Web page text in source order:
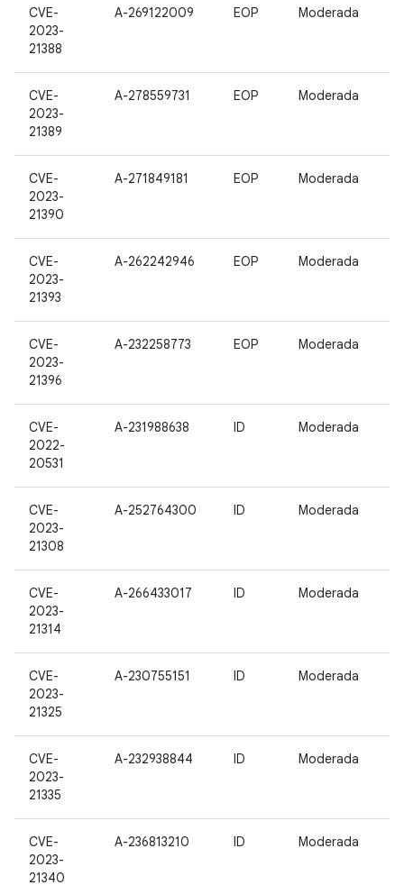
CVE-
2023-
21388
A-269122009 EOP Moderada
CVE-
2023-
21389
A-278559731 EOP Moderada
CVE-
2023-
21390
A-271849181 EOP Moderada
CVE-
2023-
21393
A-262242946 EOP Moderada
CVE-
2023-
21396
A-232258773 EOP Moderada
CVE-
2022-
20531
A-231988638 ID Moderada
CVE-
2023-
21308
A-252764300 ID Moderada
CVE-
2023-
21314
A-266433017 ID Moderada
CVE-
2023-
21325
A-230755151 ID Moderada
CVE-
2023-
21335
A-232938844 ID Moderada
CVE-
2023-
21340
A-236813210 ID Moderada